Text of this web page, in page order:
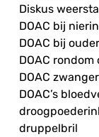
Diskus
DOAC bij
DOAC bij
DOAC
DOAC
DOAC’s
druppelbril